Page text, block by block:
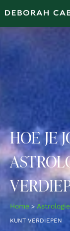
HOE JE
Home > Astrologie
KUNT VERDIEPEN